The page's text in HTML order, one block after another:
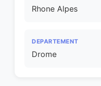
Rhone Alpes
DEPARTEMENT
Drome